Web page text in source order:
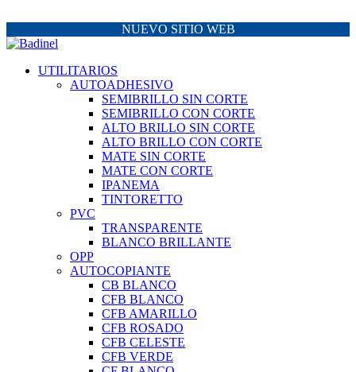
NUEVO SITIO WEB
UTILITARIOS
AUTOADHESIVO
SEMIBRILLO SIN CORTE
SEMIBRILLO CON CORTE
ALTO BRILLO SIN CORTE
ALTO BRILLO CON CORTE
MATE SIN CORTE
MATE CON CORTE
IPANEMA
TINTORETTO
PVC
TRANSPARENTE
BLANCO BRILLANTE
OPP
AUTOCOPIANTE
CB BLANCO
CFB BLANCO
CFB AMARILLO
CFB ROSADO
CFB CELESTE
CFB VERDE